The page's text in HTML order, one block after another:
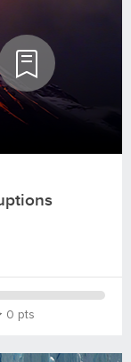
CONTRIBUTEURS
0 pts